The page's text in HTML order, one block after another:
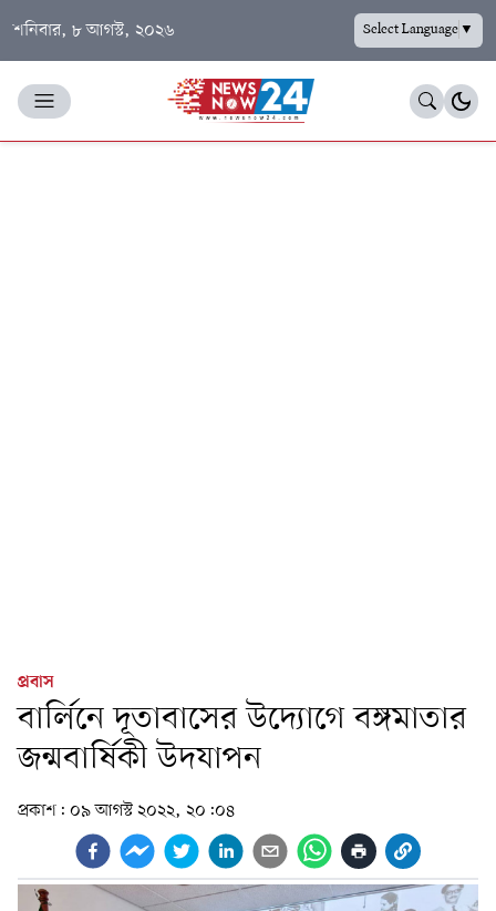
শনিবার, ৮ আগস্ট, ২০২৬ Select Language▼
প্রবাস
বার্লিনে দূতাবাসের উদ্যোগে বঙ্গমাতার
জন্মবার্ষিকী উদযাপন
প্রকাশ: ০৯ আগস্ট ২০২২, ২০:০৪